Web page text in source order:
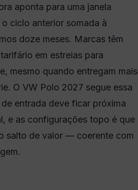
aponta para uma janela
ciclo anterior somada à
doze meses. Marcas têm
em estreias para
mesmo quando entregam mais
O VW Polo 2027 segue essa
entrada deve ficar próxima
e as configurações topo é que
salto de valor — coerente com